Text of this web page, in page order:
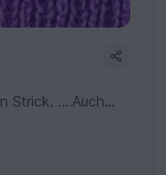
Perles Mode mit dem gewissen Strick. ....Auch gestrickte & gehäkelte Kleidungsstücke ..oft macht die Kombination den Look